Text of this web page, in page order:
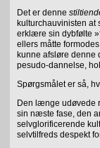
Det er denne
kulturchauvinisten
erklære sin dybfølte
ellers måtte
kunne afsløre denne
pesudo-dannelse,
Spørgsmålet er så,
Den længe udøvede
sin næste fase, den
selvglorificerende
selvtilfreds despekt